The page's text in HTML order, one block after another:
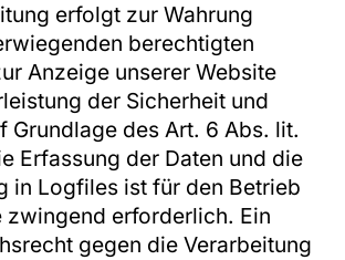
erfolgt zur Wahrung
berechtigten
Anzeige unserer Website
der Sicherheit und
Grundlage des Art. 6 Abs. lit.
Erfassung der Daten und die
in Logfiles ist für den Betrieb
zwingend erforderlich. Ein
gegen die Verarbeitung